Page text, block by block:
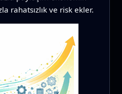
rahatsızlık ve risk ekler.